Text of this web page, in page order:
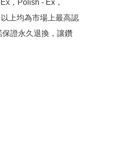
，Polish - Ex，
上均為市場上最高認
證永久退換，讓鑽